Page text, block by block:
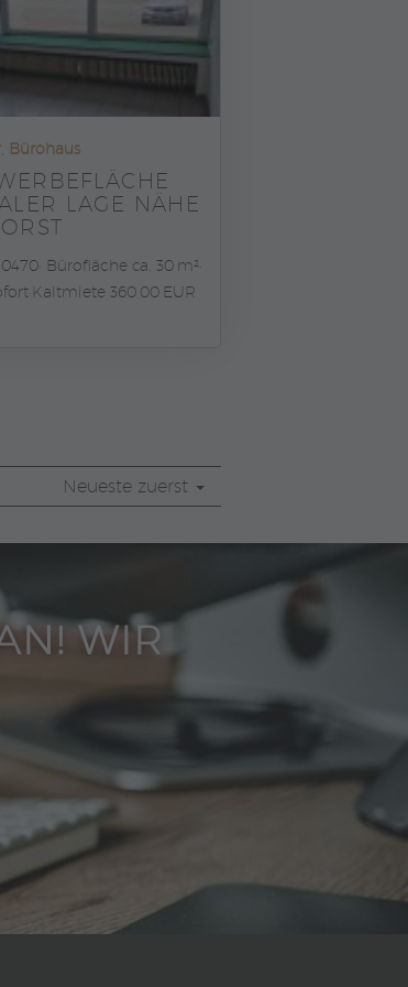
Bürohaus
LAGE NÄHE
Bürofläche ca. 30 m²
Kaltmiete 360,00 EUR
Neueste zuerst
WIR